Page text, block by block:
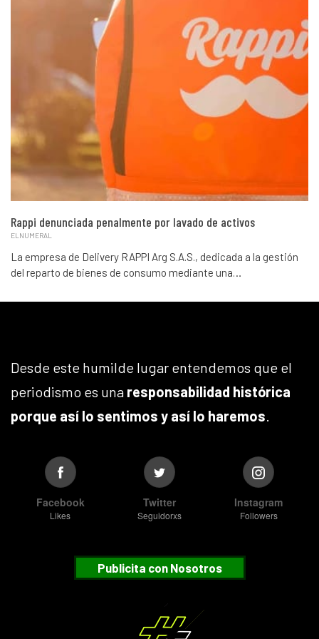
Rappi denunciada penalmente por lavado de activos
ELNUMERAL
La empresa de Delivery RAPPI Arg S.A.S., dedicada a la gestión
del reparto de bienes de consumo mediante una…
Desde este humilde lugar entendemos que el
periodismo es una responsabilidad histórica
porque así lo sentimos y así lo haremos.
Facebook
Likes
Twitter
Seguidorxs
Instagram
Followers
Publicita con Nosotros